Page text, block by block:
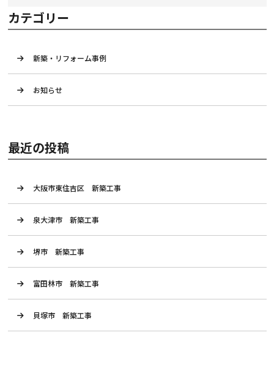
カテゴリー
新築・リフォーム事例
お知らせ
最近の投稿
大阪市東住吉区 新築工事
泉大津市 新築工事
堺市 新築工事
富田林市 新築工事
貝塚市 新築工事